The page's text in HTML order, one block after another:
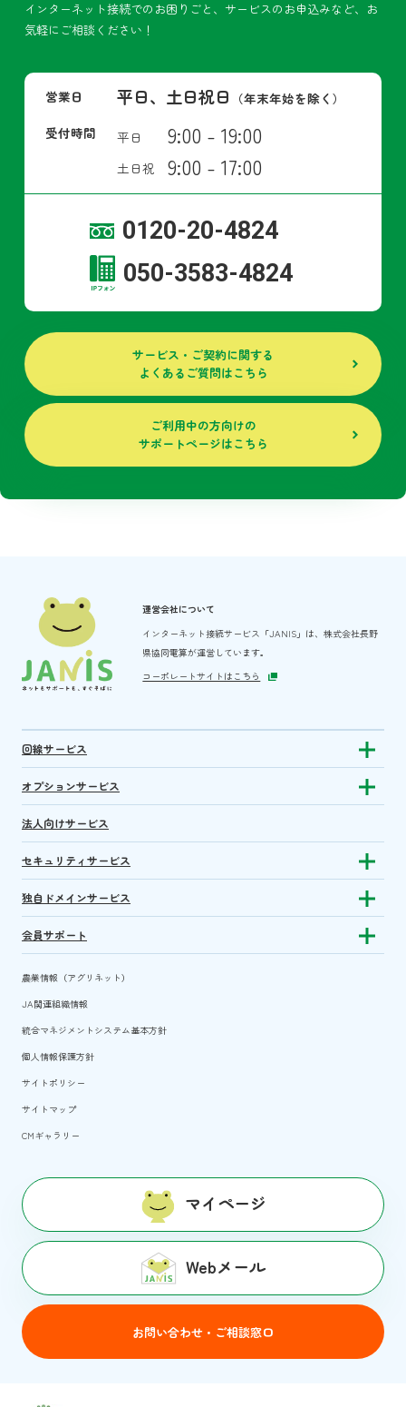
インターネット接続でのお困りごと、サービスのお申込みなど、お
気軽にご相談ください！
営業日 平日、土日祝日 （年末年始を除く）
受付時間
平日 9:00 - 19:00
土日祝 9:00 - 17:00
0120-20-4824
050-3583-4824
サービス・ご契約に関する
よくあるご質問はこちら
ご利用中の方向けの
サポートページはこちら
運営会社について
インターネット接続サービス「JANIS」は、株式会社長野
県協同電算が運営しています。
コーポレートサイトはこちら
回線サービス Show
オプションサービス Show
法人向けサービス
セキュリティサービス Show
独自ドメインサービス Show
会員サポート Show
農業情報（アグリネット）
JA関連組織情報
統合マネジメントシステム基本方針
個人情報保護方針
サイトポリシー
サイトマップ
CMギャラリー
マイページ
Webメール
お問い合わせ・ご相談窓口